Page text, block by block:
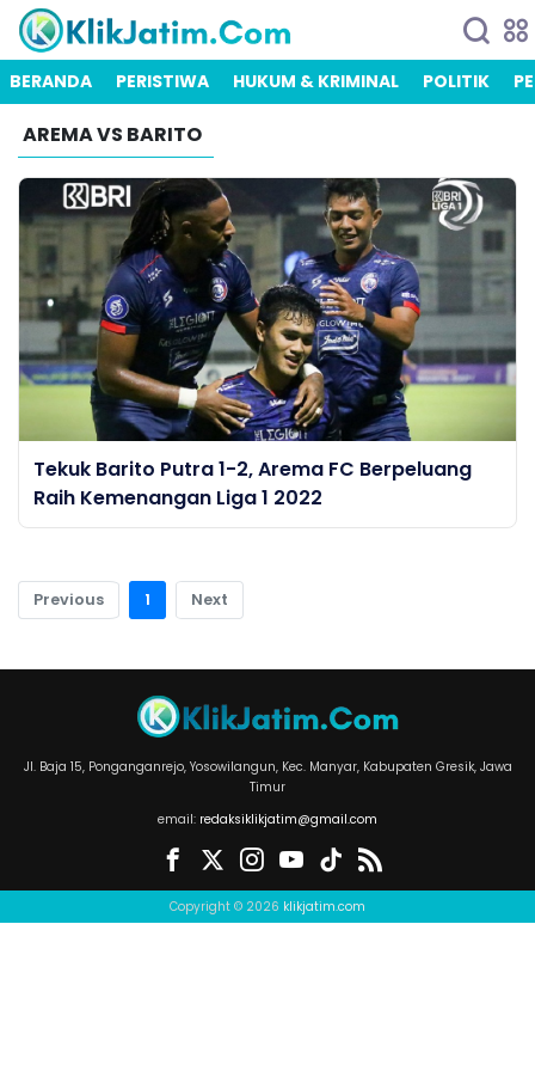
BERANDA PERISTIWA HUKUM & KRIMINAL POLITIK
AREMA VS BARITO
Tekuk Barito Putra 1-2, Arema FC Berpeluang
Raih Kemenangan Liga 1 2022
Previous 1 Next
Jl. Baja 15, Ponganganrejo, Yosowilangun, Kec. Manyar, Kabupaten Gresik, Jawa
Timur
email: redaksiklikjatim@gmail.com
Copyright © 2026 klikjatim.com